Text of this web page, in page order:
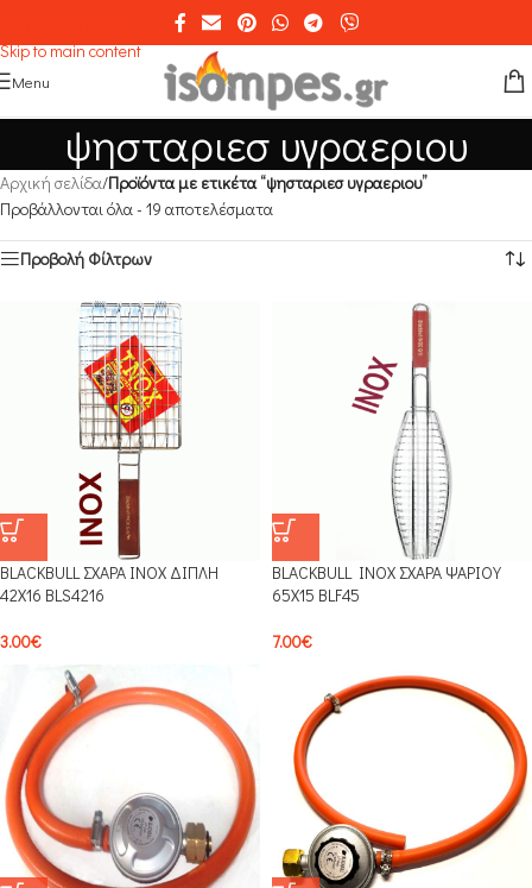
Skip to main content
Menu
ψησταριεσ υγραεριου
Αρχική σελίδα/Προϊόντα με ετικέτα “ψησταριεσ υγραεριου”
Προβάλλονται όλα - 19 αποτελέσματα
Προβολή Φίλτρων
BLACKBULL ΣΧΑΡΑ INOX ΔΙΠΛΗ
42Χ16 BLS4216
3.00€
BLACKBULL INOX ΣΧΑΡΑ ΨΑΡΙΟΥ
65Χ15 BLF45
7.00€